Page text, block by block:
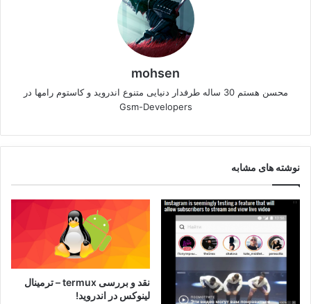
mohsen
محسن هستم 30 ساله طرفدار دنیایی متنوع اندروید و کاستوم رامها در
Gsm-Developers
نوشته های مشابه
نقد و بررسی termux – ترمینال
لینوکس در اندروید!